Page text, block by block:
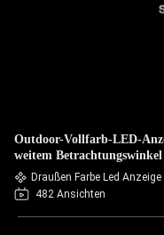
Outdoor-Vollfarb-LED-
weitem
jedem Wetter
Draußen Farbe Led Anzeige
482 Ansichten